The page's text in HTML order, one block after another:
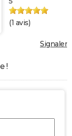
(1 avis)
Signaler
!